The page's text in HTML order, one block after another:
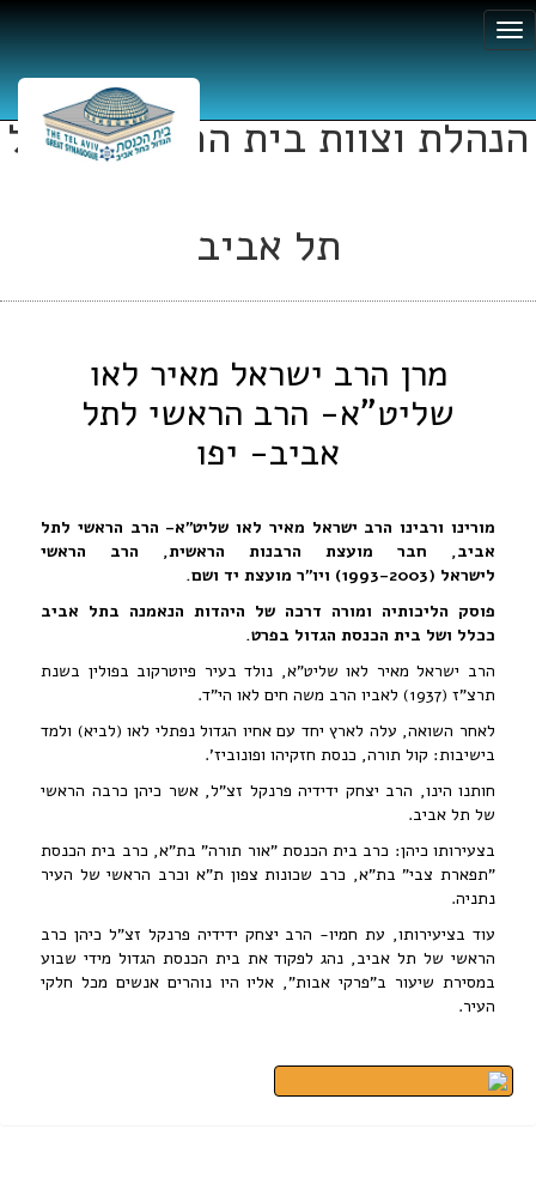
הנהלת וצוות בית הכנסת הגדול
תל אביב
מרן הרב ישראל מאיר לאו
שליט"א- הרב הראשי לתל
אביב- יפו
מורינו ורבינו הרב ישראל מאיר לאו שליט"א- הרב הראשי לתל
אביב, חבר מועצת הרבנות הראשית, הרב הראשי
לישראל (1993-2003) ויו"ר מועצת יד ושם.
פוסק הליכותיה ומורה דרכה של היהדות הנאמנה בתל אביב
ככלל ושל בית הכנסת הגדול בפרט.
הרב ישראל מאיר לאו שליט"א, נולד בעיר פיוטרקוב בפולין בשנת
תרצ"ז (1937) לאביו הרב משה חים לאו הי"ד.
לאחר השואה, עלה לארץ יחד עם אחיו הגדול נפתלי לאו (לביא) ולמד
בישיבות: קול תורה, כנסת חזקיהו ופונוביז'.
חותנו הינו, הרב יצחק ידידיה פרנקל זצ"ל, אשר כיהן כרבה הראשי
של תל אביב.
בצעירותו כיהן: כרב בית הכנסת "אור תורה" בת"א, כרב בית הכנסת
"תפארת צבי" בת"א, כרב שכונות צפון ת"א וכרב הראשי של העיר
נתניה.
עוד בציעירותו, עת חמיו- הרב יצחק ידידיה פרנקל זצ"ל כיהן כרב
הראשי של תל אביב, נהג לפקוד את בית הכנסת הגדול מידי שבוע
במסירת שיעור ב"פרקי אבות", אליו היו נוהרים אנשים מכל חלקי
העיר.